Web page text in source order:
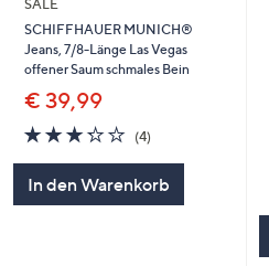
SALE
SCHIFFHAUER MUNICH®
Jeans, 7/8-Länge Las Vegas
offener Saum schmales Bein
€ 39,99
3.2
von
(4)4
In den Warenkorb